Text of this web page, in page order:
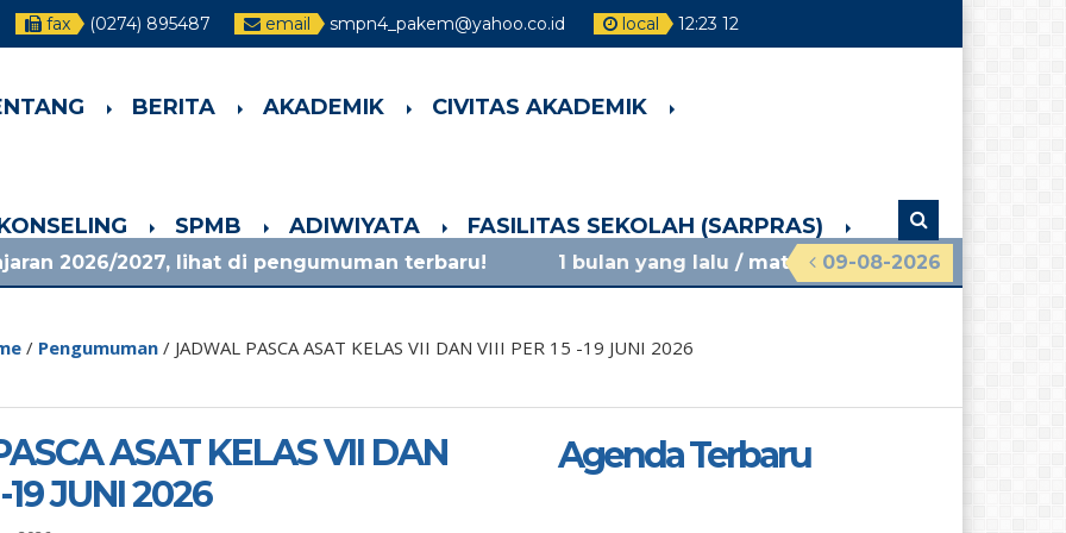
fax (0274) 895487 email smpn4_pakem@yahoo.co.id local 12:23 14
BERITA AKADEMIK CIVITAS AKADEMIK
SPMB ADIWIYATA FASILITAS SEKOLAH (SARPRAS)
09-08-2026
lihat di pengumuman terbaru! 1 bulan yang lalu/ materi sosialisasi mpls ramah 2026 smpn
/ Pengumuman/ JADWAL PASCA ASAT KELAS VII DAN VIII PER 15 -19 JUNI 2026
ASAT KELAS VII DAN
19 JUNI 2026
Agenda Terbaru